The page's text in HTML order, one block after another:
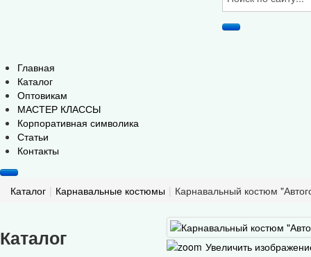
Главная
Каталог
Оптовикам
МАСТЕР КЛАССЫ
Корпоративная символика
Статьи
Контакты
Каталог | Карнавальные костюмы | Карнавальный костюм
Каталог Увеличить